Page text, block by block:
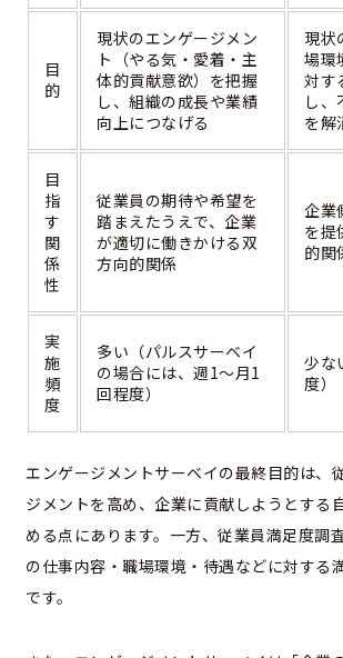
目
的
現状のエンゲージメン
ト（やる気・愛着・主
体的貢献意欲）を把握
し、組織の成長や業績
向上につなげる
現状
場環
対す
し、
を解
目
指
す
関
係
性
従業員の期待や希望を
踏まえたうえで、企業
が適切に働きかける双
方向的関係
企業
を提
的関
実
施
頻
度
多い（パルスサーベイ
の場合には、週1～月1
回程度）
少な
度）
エンゲージメントサーベイの最終目的は、
ジメントを高め、企業に貢献しようとする
める点にあります。一方、従業員満足度調
の仕事内容・職場環境・待遇などに対する
です。